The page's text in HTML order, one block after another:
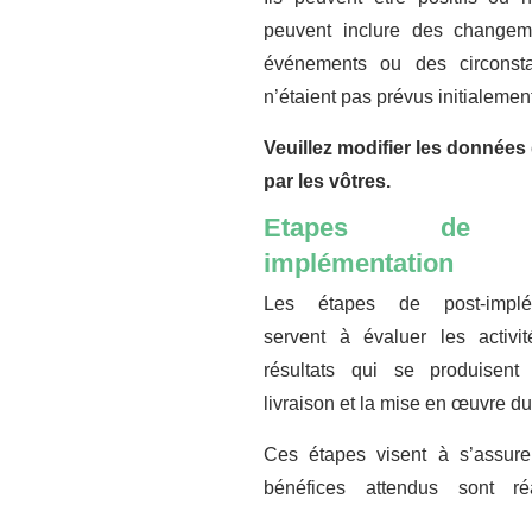
peuvent inclure des
événements ou des
n’étaient pas prévus
Veuillez modifier les
par les vôtres.
Etapes de
implémentation
Les étapes de post-
servent à évaluer les
résultats qui se
livraison et la mise en œuvre
Ces étapes visent à
bénéfices attendus sont